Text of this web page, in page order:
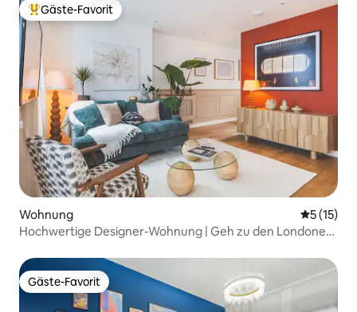
Beliebter Gäste-Favorit.
Gäste-Favorit
Wohnung
5 (15)
Hochwertige Designer-Wohnung | Geh zu den Londoner
Gäste-Favorit
Gäste-Favorit